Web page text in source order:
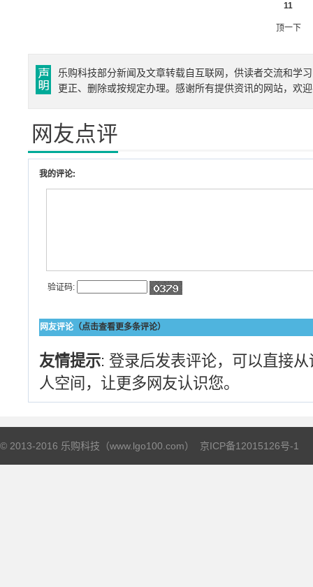
11
顶一下
乐购科技部分新闻及文章转载自互联网，供读者交流和学
更正、删除或按规定办理。感谢所有提供资讯的网站，欢
网友点评
我的评论:
验证码:
网友评论（点击查看更多条评论）
友情提示: 登录后发表评论，可以直接
人空间，让更多网友认识您。
© 2013-2016 乐购科技（www.lgo100.com） 京ICP备12015126号-1